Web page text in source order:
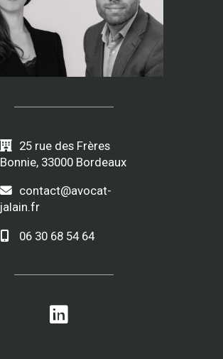
25 rue des Frères
Bonnie, 33000 Bordeaux
contact@avocat-
jalain.fr
06 30 68 54 64